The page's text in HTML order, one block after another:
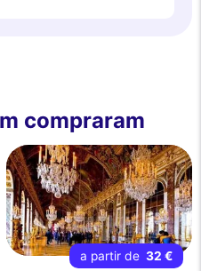
compraram
a partir de 32 €